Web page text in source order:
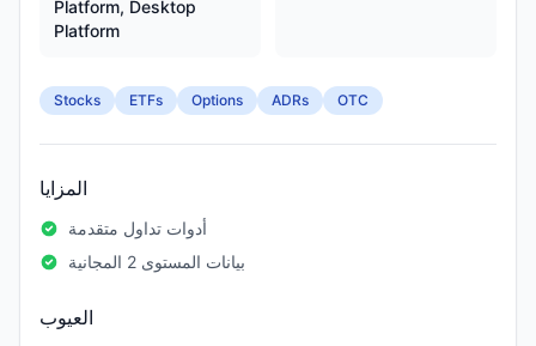
Platform, Desktop
Platform
Stocks ETFs Options ADRs OTC
المزايا
أدوات تداول متقدمة
بيانات المستوى 2 المجانية
العيوب